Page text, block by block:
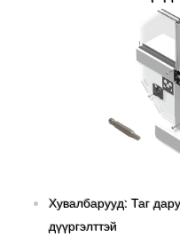
Хувалбарууд:
дүүргэлттэй